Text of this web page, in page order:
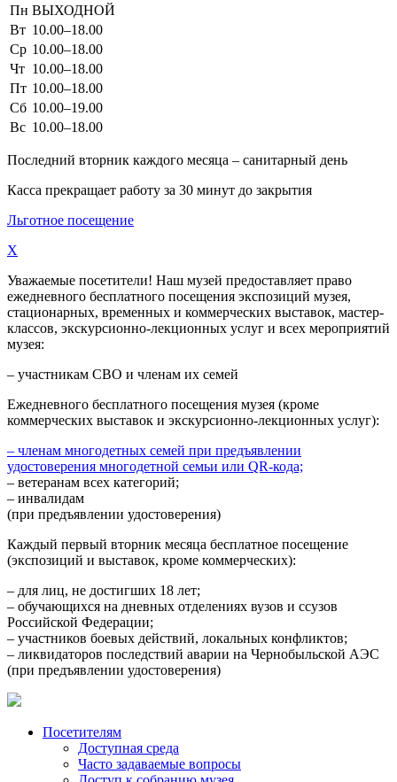
Пн ВЫХОДНОЙ
Вт 10.00–18.00
Ср 10.00–18.00
Чт 10.00–18.00
Пт 10.00–18.00
Сб 10.00–19.00
Вс 10.00–18.00
Последний вторник каждого месяца – санитарный день
Касса прекращает работу за 30 минут до закрытия
Льготное посещение
X
Уважаемые посетители! Наш музей предоставляет право
ежедневного бесплатного посещения экспозиций музея,
стационарных, временных и коммерческих выставок, мастер-
классов, экскурсионно-лекционных услуг и всех мероприятий
музея:
– участникам СВО и членам их семей
Ежедневного бесплатного посещения музея (кроме
коммерческих выставок и экскурсионно-лекционных услуг):
– членам многодетных семей при предъявлении
удостоверения многодетной семьи или QR-кода;
– ветеранам всех категорий;
– инвалидам
(при предъявлении удостоверения)
Каждый первый вторник месяца бесплатное посещение
(экспозиций и выставок, кроме коммерческих):
– для лиц, не достигших 18 лет;
– обучающихся на дневных отделениях вузов и ссузов
Российской Федерации;
– участников боевых действий, локальных конфликтов;
– ликвидаторов последствий аварии на Чернобыльской АЭС
(при предъявлении удостоверения)
Посетителям
Доступная среда
Часто задаваемые вопросы